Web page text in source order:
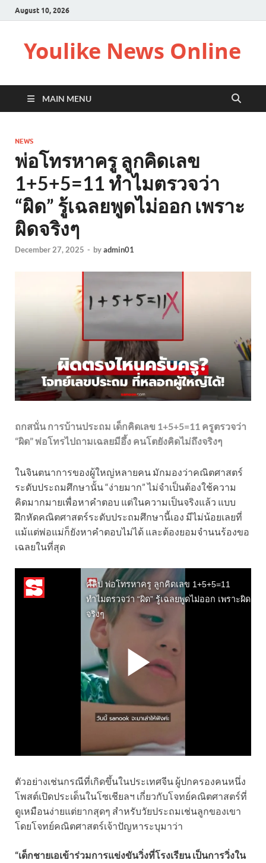
August 10, 2026
Youlike News Online
MAIN MENU
NEWS
พ่อโทรหาครู ลูกคิดเลข
1+5+5=11 ทำไมตรวจว่า
“ผิด” รู้เฉลยพูดไม่ออก เพราะ
ผิดจริงๆ
December 27, 2025 - byadmin01
ถกสนั่น การบ้านประถม เด็กคิดเลข 1+5+5=11 ครูตรวจว่า
“ผิด” พ่อโทรไปถามเฉลยมีอึ้ง คนโตยังคิดไม่ถึงจริงๆ
ในจินตนาการของผู้ใหญ่หลายคน มักมองว่าคณิตศาสตร์
ระดับประถมศึกษานั้น “ง่ายมาก” ไม่จำเป็นต้องใช้ความ
คิดมากมายเพื่อหาคำตอบ แต่ในความเป็นจริงแล้ว แบบ
ฝึกหัดคณิตศาสตร์ระดับประถมศึกษานี้เอง มีไม่น้อยเลยที่
แม้แต่พ่อแม่ก็ยังหาคำตอบไม่ได้ และต้องยอมจำนนร้องขอ
เฉลยในที่สุด
ตัวอย่างเช่นกรณีที่เกิดขึ้นในประเทศจีน ผู้ปกครองคนหนึ่ง
โพสต์เปิดประเด็นในโซเชียลฯ เกี่ยวกับโจทย์คณิตศาสตร์ที่
ดูเหมือนง่ายแต่ยากสุดๆ สำหรับวัยประถมเช่นลูกของเขา
โดยโจทย์คณิตศาสตร์เจ้าปัญหาระบุมาว่า
“เด็กชายเอเข้าร่วมการแข่งขันวิ่งที่โรงเรียน เป็นการวิ่งใน